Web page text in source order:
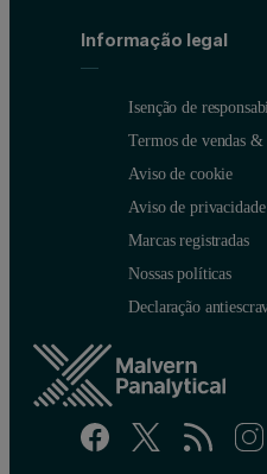
Informação legal
Isenção de
Termos de vendas &
Aviso de cookie
Aviso de
Marcas registradas
Nossas políticas
Declaração